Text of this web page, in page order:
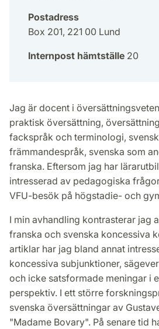
Postadress
Box 201, 221 00 Lund
Internpost hämtställe 20
Jag är docent i
praktisk översättning,
fackspråk och terminologi,
främmandespråk, svenska som
franska. Eftersom jag har
intresserad av pedagogiska
VFU-besök på högstadie- och
I min avhandling kontrasterar jag
franska och svenska koncessiva
artiklar har jag bland annat
koncessiva subjunktioner,
och icke satsformade meningar i
perspektiv. I ett större
svenska översättningar av
"Madame Bovary". På senare tid